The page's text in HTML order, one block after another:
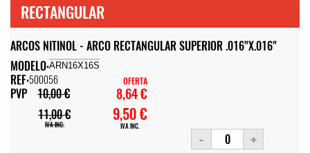
RECTANGULAR
ARCOS NITINOL - ARCO RECTANGULAR SUPERIOR .016"X.016"
MODELO:ARN16X16S
REF:500056
PVP
10,00 €
11,00 €
IVA INC.
OFERTA
8,64 €
9,50 €
IVA INC.
- +